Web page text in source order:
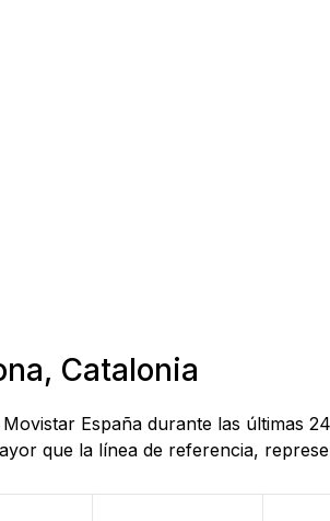
Catalonia
España durante las últimas
que la línea de referencia,